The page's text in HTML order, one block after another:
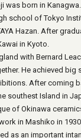
was born in Kanagwa.
school of Tokyo
Hazan. After
in Kyoto.
with Bernard
He achieved big
After coming
southest Island in
of Okinawa
in Mashiko in
as an important